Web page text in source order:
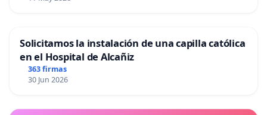
Solicitamos la instalación de una capilla católica
en el Hospital de Alcañiz
363 firmas
30 Jun 2026